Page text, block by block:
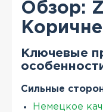
Обзор:
Ключевые
Сильные
Немецкое